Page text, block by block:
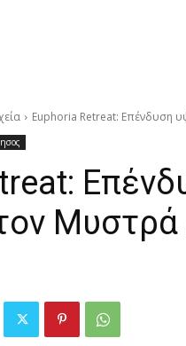
Euphoria Retreat: Επένδυση